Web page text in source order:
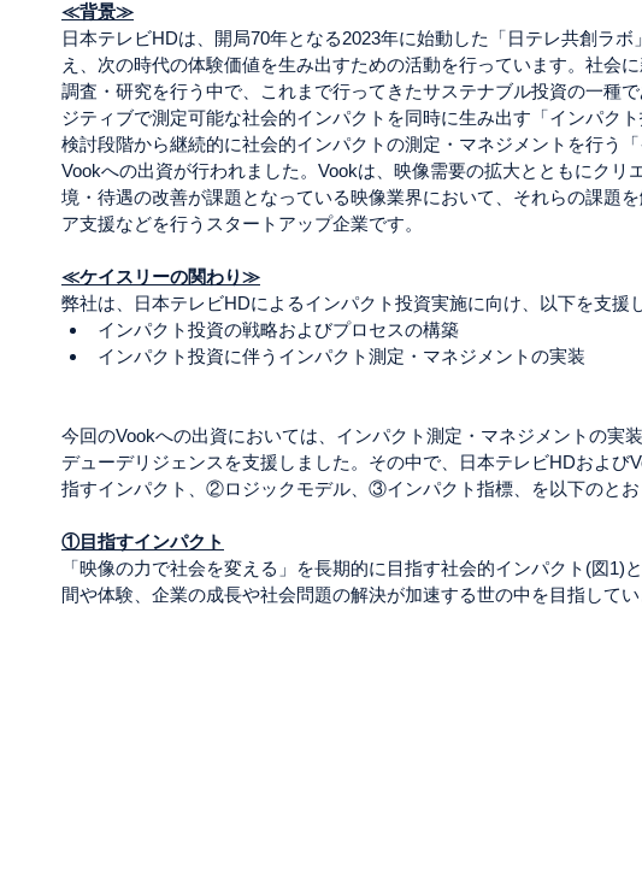
≪背景≫
日本テレビHDは、開局70年となる2023年に始動した「日テレ共創ラ
え、次の時代の体験価値を生み出すための活動を行っています。社会
調査・研究を行う中で、これまで行ってきたサステナブル投資の一種
ジティブで測定可能な社会的インパクトを同時に生み出す「インパク
検討段階から継続的に社会的インパクトの測定・マネジメントを行う
Vookへの出資が行われました。Vookは、映像需要の拡大とともにクリ
境・待遇の改善が課題となっている映像業界において、それらの課題
ア支援などを行うスタートアップ企業です。
≪ケイスリーの関わり≫
弊社は、日本テレビHDによるインパクト投資実施に向け、以下を支援
インパクト投資の戦略およびプロセスの構築
インパクト投資に伴うインパクト測定・マネジメントの実装
今回のVookへの出資においては、インパクト測定・マネジメントの実
デューデリジェンスを支援しました。その中で、日本テレビHDおよび
指すインパクト、②ロジックモデル、③インパクト指標、を以下のとお
①目指すインパクト
「映像の力で社会を変える」を長期的に目指す社会的インパクト(図1)
間や体験、企業の成長や社会問題の解決が加速する世の中を目指してい